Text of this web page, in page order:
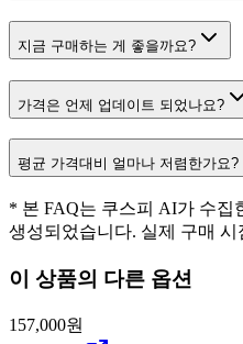
지금 구매하는 게 좋을까요?
가격은 언제 업데이트 되었나요?
평균 가격대비 얼마나 저렴한가요?
* 본 FAQ는 쿠스피 AI가 수집
생성되었습니다. 실제 구매
이 상품의 다른 옵션
157,000원